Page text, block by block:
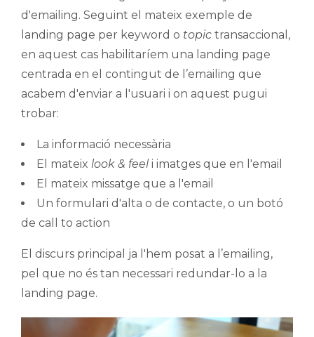
d'emailing. Seguint el mateix exemple de
landing page per keyword o topic transaccional,
en aquest cas habilitaríem una landing page
centrada en el contingut de l’emailing que
acabem d'enviar a l'usuari i on aquest pugui
trobar:
La informació necessària
El mateix look & feel i imatges que en l'email
El mateix missatge que a l'email
Un formulari d'alta o de contacte, o un botó
de call to action
El discurs principal ja l'hem posat a l’emailing,
pel que no és tan necessari redundar-lo a la
landing page.